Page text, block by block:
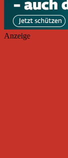
Anzeige